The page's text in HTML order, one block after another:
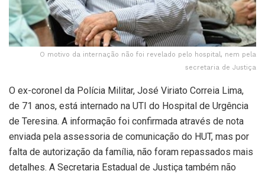
O motivo da internação não foi revelado pelo hospital, nem pela
secretaria de Justiça
O ex-coronel da Polícia Militar, José Viriato Correia Lima,
de 71 anos, está internado na UTI do Hospital de Urgência
de Teresina. A informação foi confirmada através de nota
enviada pela assessoria de comunicação do HUT, mas por
falta de autorização da família, não foram repassados mais
detalhes. A Secretaria Estadual de Justiça também não